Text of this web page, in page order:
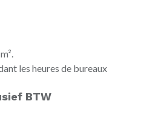
les heures de bureaux
BTW